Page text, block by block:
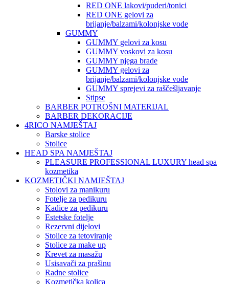
RED ONE lakovi/puderi/tonici
RED ONE gelovi za
brijanje/balzami/kolonjske vode
GUMMY
GUMMY gelovi za kosu
GUMMY voskovi za kosu
GUMMY njega brade
GUMMY gelovi za
brijanje/balzami/kolonjske vode
GUMMY sprejevi za raščešljavanje
Stipse
BARBER POTROŠNI MATERIJAL
BARBER DEKORACIJE
4RICO NAMJEŠTAJ
Barske stolice
Stolice
HEAD SPA NAMJEŠTAJ
PLEASURE PROFESSIONAL LUXURY head spa
kozmetika
KOZMETIČKI NAMJEŠTAJ
Stolovi za manikuru
Fotelje za pedikuru
Kadice za pedikuru
Estetske fotelje
Rezervni dijelovi
Stolice za tetoviranje
Stolice za make up
Krevet za masažu
Usisavači za prašinu
Radne stolice
Kozmetička kolica